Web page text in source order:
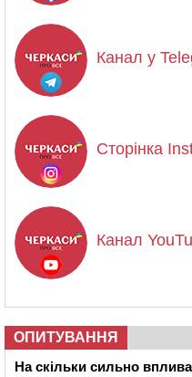
Канал у
Сторінка
Канал
ОПИТУВАННЯ
На скільки сильно